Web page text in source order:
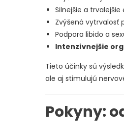
Silnejšie a trvalejšie
Zvýšená vytrvalosť
Podpora libido a
Intenzívnejšie
Tieto účinky sú
ale aj stimulujú
Pokyny: